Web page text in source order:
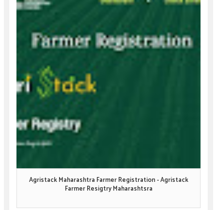
Agristack Maharashtra Farmer Registration - Agristack
Farmer Resigtry Maharashtsra